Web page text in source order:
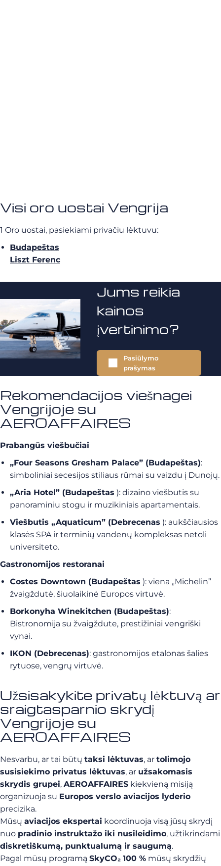
Visi oro uostai Vengrija
1 Oro uostai, pasiekiami privačiu lėktuvu:
Budapeštas
Liszt Ferenc
Jums reikia
kainos
įvertinimo?
Pasiūlymo
prašymas
Rekomendacijos viešnagei
Vengrijoje su
AEROAFFAIRES
Prabangūs viešbučiai
„Four Seasons Gresham Palace” (Budapeštas):
simboliniai secesijos stiliaus rūmai su vaizdu į Dunojų.
„Aria Hotel” (Budapeštas ): dizaino viešbutis su
panoraminiu stogu ir muzikiniais apartamentais.
Viešbutis „Aquaticum” (Debrecenas ): aukščiausios
klasės SPA ir terminių vandenų kompleksas netoli
universiteto.
Gastronomijos restoranai
Costes Downtown (Budapeštas ): viena „Michelin”
žvaigždutė, šiuolaikinė Europos virtuvė.
Borkonyha Winekitchen (Budapeštas):
Bistronomija su žvaigždute, prestižiniai vengriški
vynai.
IKON (Debrecenas): gastronomijos etalonas šalies
rytuose, vengrų virtuvė.
Užsisakykite privatų lėktuvą ar
sraigtasparnio skrydį
Vengrijoje su
AEROAFFAIRES
Nesvarbu, ar tai būtų taksi lėktuvas, ar tolimojo
susisiekimo privatus lėktuvas, ar užsakomasis
skrydis grupei, AEROAFFAIRES kiekvieną misiją
organizuoja su Europos verslo aviacijos lyderio
precizika.
Mūsų aviacijos ekspertai koordinuoja visą jūsų skrydį
nuo pradinio instruktažo iki nusileidimo, užtikrindami
diskretiškumą, punktualumą ir saugumą.
Pagal mūsų programą SkyCO₂ 100 % mūsų skrydžių